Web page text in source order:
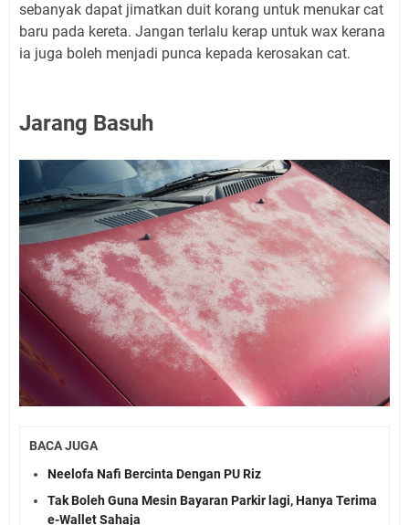
sebanyak dapat jimatkan duit korang untuk menukar cat
baru pada kereta. Jangan terlalu kerap untuk wax kerana
ia juga boleh menjadi punca kepada kerosakan cat.
Jarang Basuh
BACA JUGA
Neelofa Nafi Bercinta Dengan PU Riz
Tak Boleh Guna Mesin Bayaran Parkir lagi, Hanya Terima
e-Wallet Sahaja